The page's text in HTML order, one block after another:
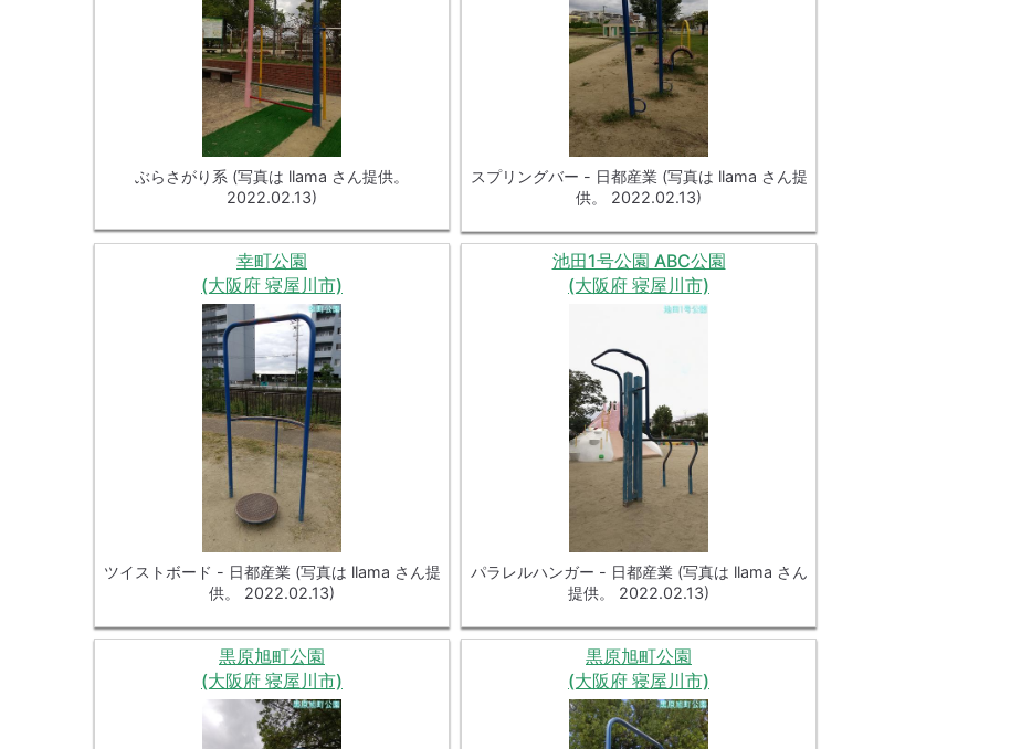
ぶらさがり系 (写真は llama さん提供。
2022.02.13)
スプリングバー - 日都産業 (写真は llama さん提
供。 2022.02.13)
幸町公園
(大阪府 寝屋川市)
ツイストボード - 日都産業 (写真は llama さん提
供。 2022.02.13)
池田1号公園 ABC公園
(大阪府 寝屋川市)
パラレルハンガー - 日都産業 (写真は llama さん
提供。 2022.02.13)
黒原旭町公園
(大阪府 寝屋川市)
黒原旭町公園
(大阪府 寝屋川市)